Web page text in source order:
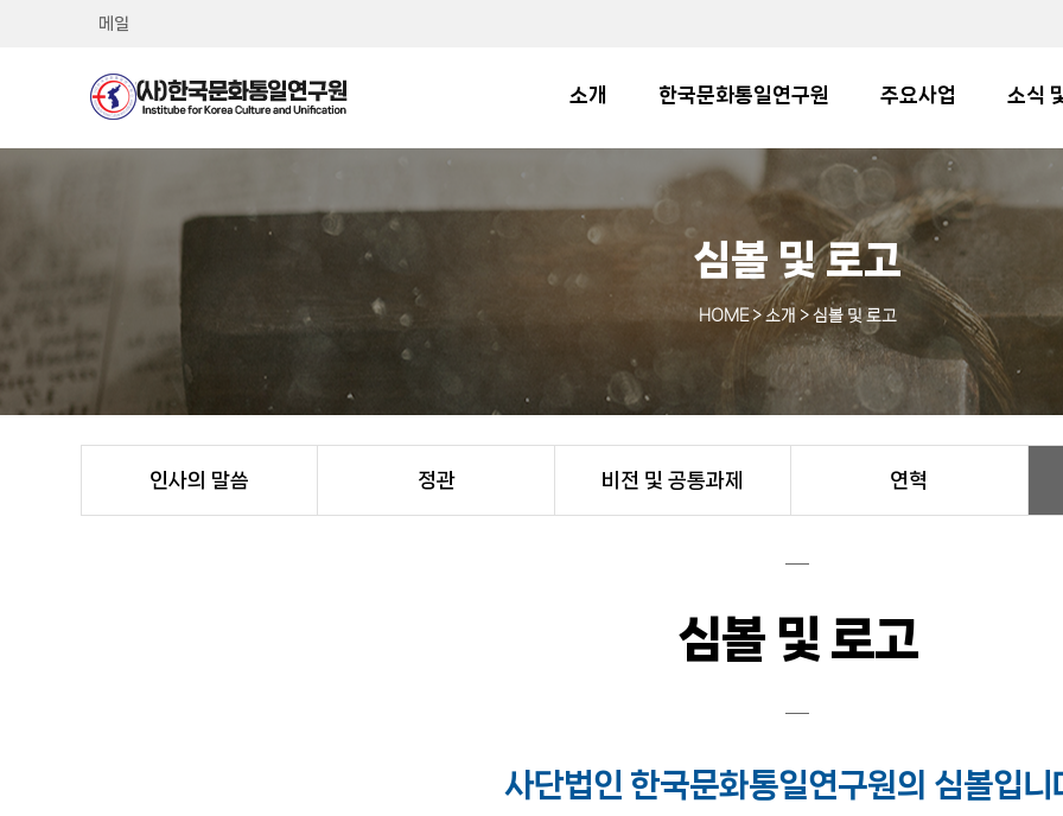
메일
소개 한국문화통일연구원 주요사업 소식
심볼 및 로고
HOME> 소개 > 심볼 및 로고
인사의 말씀 정관 비전 및 공통과제 연혁
심볼 및 로고
사단법인 한국문화통일연구원의 심볼입니